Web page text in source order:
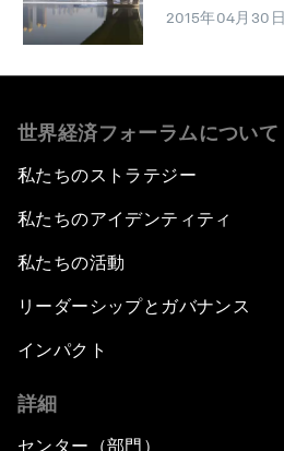
2015年04月30日
世界経済フォーラムについて
私たちのストラテジー
私たちのアイデンティティ
私たちの活動
リーダーシップとガバナンス
インパクト
詳細
センター（部門）